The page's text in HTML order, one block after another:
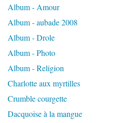
Album - Amour
Album - aubade 2008
Album - Drole
Album - Photo
Album - Religion
Charlotte aux myrtilles
Crumble courgette
Dacquoise à la mangue